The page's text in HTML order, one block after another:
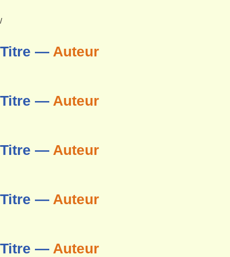
/
Titre — Auteur
Titre — Auteur
Titre — Auteur
Titre — Auteur
Titre — Auteur